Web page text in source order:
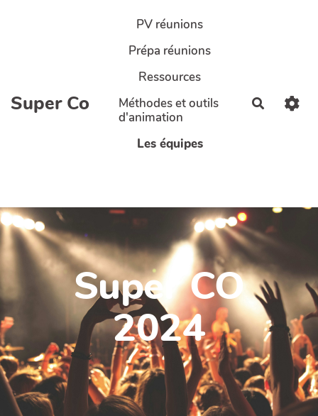
Aller au contenu principal
Super Co
PV réunions
Prépa réunions
Ressources
Méthodes et outils
d'animation
Les équipes
Super CO
2024